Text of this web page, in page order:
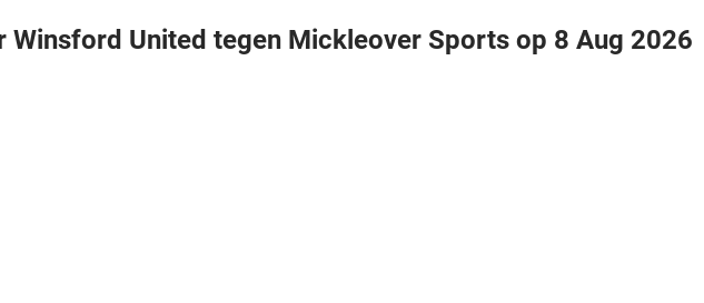
Winsford United tegen Mickleover Sports op 8 Aug 2026